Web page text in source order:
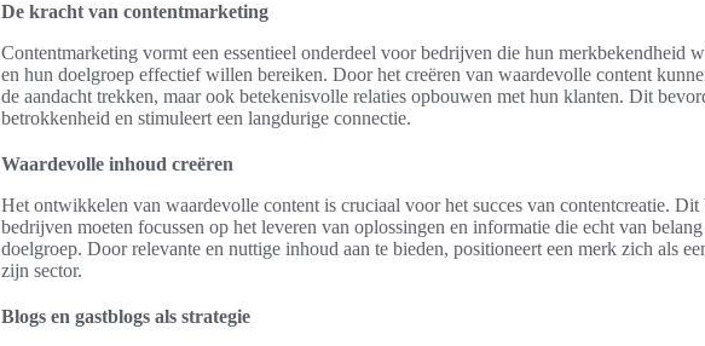
De kracht van contentmarketing
Contentmarketing vormt een essentieel onderdeel voor bedrijven die hun merkbekendheid
en hun doelgroep effectief willen bereiken. Door het creëren van waardevolle content
de aandacht trekken, maar ook betekenisvolle relaties opbouwen met hun klanten. Dit
betrokkenheid en stimuleert een langdurige connectie.
Waardevolle inhoud creëren
Het ontwikkelen van waardevolle content is cruciaal voor het succes van contentcreatie. Dit
bedrijven moeten focussen op het leveren van oplossingen en informatie die echt van
doelgroep. Door relevante en nuttige inhoud aan te bieden, positioneert een merk zich als
zijn sector.
Blogs en gastblogs als strategie